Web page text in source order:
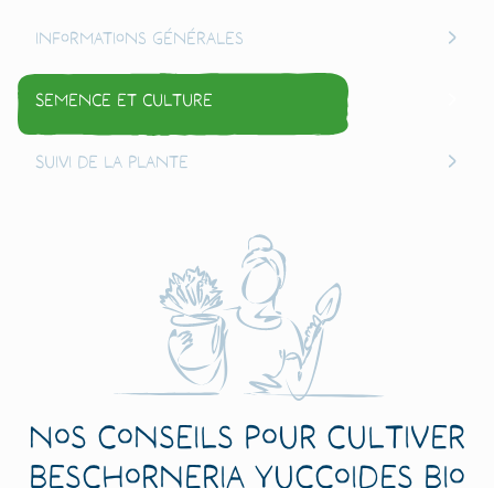
Informations générales
Semence et culture
Suivi de la plante
Nos conseils pour cultiver
Beschorneria yuccoides Bio